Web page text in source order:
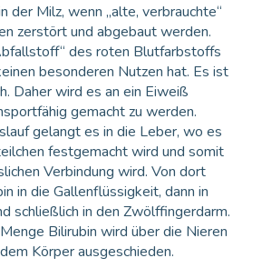
der Milz, wenn „alte, verbrauchte“
zerstört und abgebaut werden.
des roten Blutfarbstoffs
besonderen Nutzen hat. Es ist
Daher wird es an ein Eiweiß
gemacht zu werden.
gelangt es in die Leber, wo es
festgemacht wird und somit
Verbindung wird. Von dort
in die Gallenflüssigkeit, dann in
schließlich in den Zwölffingerdarm.
Bilirubin wird über die Nieren
Körper ausgeschieden.